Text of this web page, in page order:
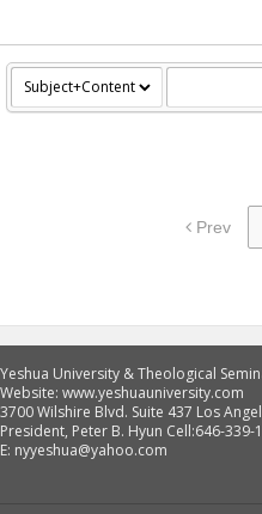
Prev
Yeshua University & Theological
Website: www.yeshuauniversity.com
3700 Wilshire Blvd. Suite 437 Los
President, Peter B. Hyun Cell:646-339-
E: nyyeshua@yahoo.com